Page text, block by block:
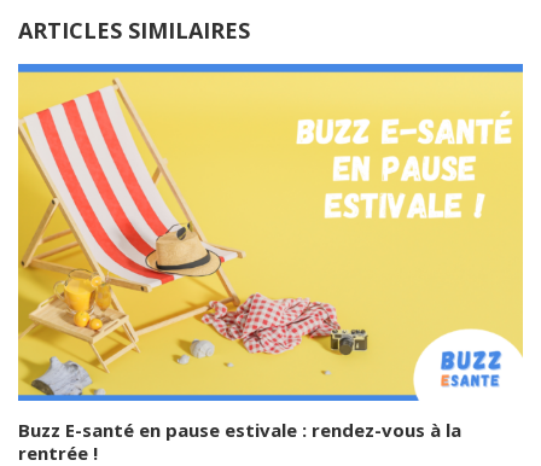
ARTICLES SIMILAIRES
Buzz E-santé en pause estivale : rendez-vous à la
rentrée !